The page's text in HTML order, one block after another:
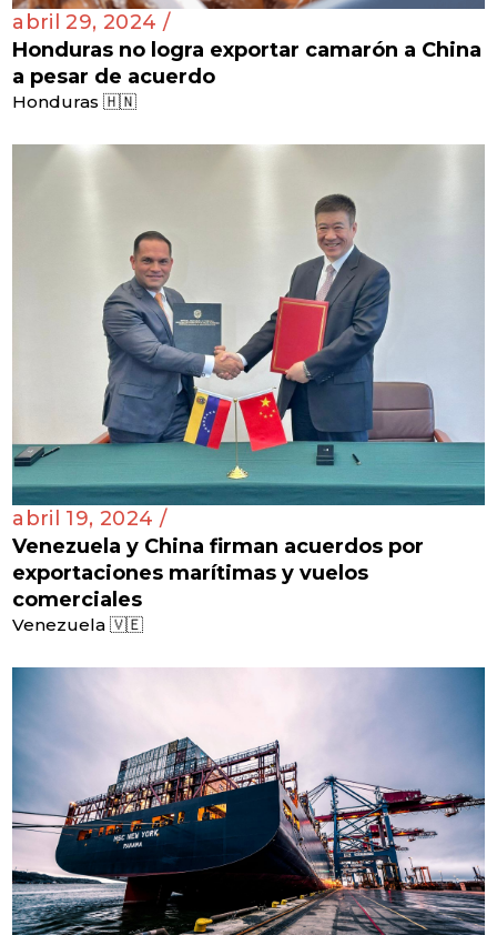
abril 29, 2024 /
Honduras no logra exportar camarón a China
a pesar de acuerdo
Honduras 🇭🇳
abril 19, 2024 /
Venezuela y China firman acuerdos por
exportaciones marítimas y vuelos
comerciales
Venezuela 🇻🇪